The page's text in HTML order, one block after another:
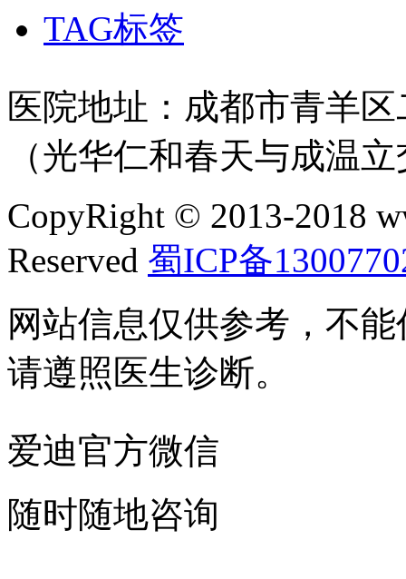
TAG标签
医院地址：成都市青羊
（光华仁和春天与成温
CopyRight © 2013-2018
Reserved 蜀ICP备
网站信息仅供参考，不
请遵照医生诊断。
爱迪官方微信
随时随地咨询